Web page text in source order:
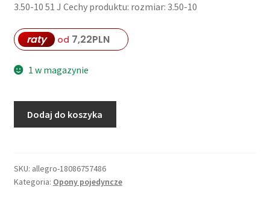
3.50-10 51 J Cechy produktu: rozmiar: 3.50-10
raty od 7,22PLN
1 w magazynie
BRIDGESTONE
-10
HOOP
Dodaj do koszyka
SKU: allegro-18086757486
Kategoria: Opony pojedyncze